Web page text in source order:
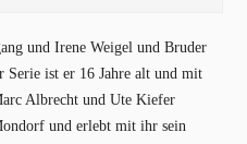
und Irene Weigel und Bruder
Serie ist er 16 Jahre alt und mit
Albrecht und Ute Kiefer
und erlebt mit ihr sein